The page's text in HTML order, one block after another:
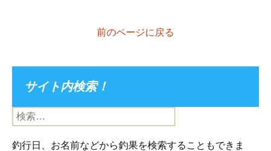
前のページに戻る
サイト内検索！
検
索:
釣行日、お名前などから釣果を検索することもできま